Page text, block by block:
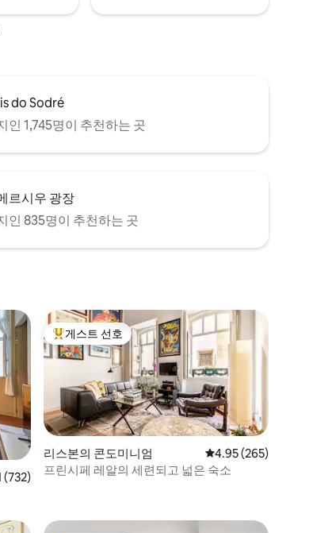
do Sodré
인 1,745명이 추천하는 곳
르시우 광장
인 835명이 추천하는 곳
점(5점 만점), 후기 732개
(732)
상위 게스트 선호
게스트 선호
리스본의 콘도미니엄 평점 4.95점(5점 만점),
4.95 (265)
프린시페 레알의 세련되고 넓은 숙소